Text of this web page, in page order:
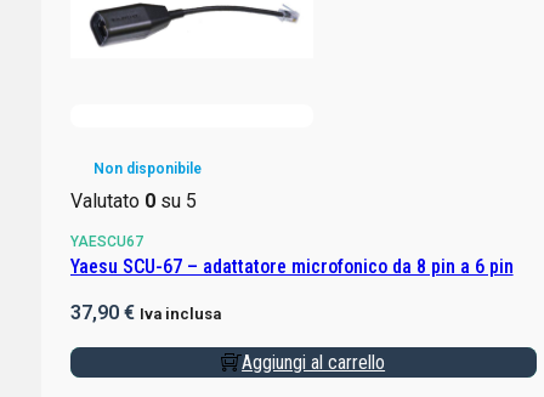
Non disponibile
Valutato 0su 5
YAESCU67
Yaesu SCU-67 – adattatore microfonico da 8 pin a 6 pin
37,90 € Iva inclusa
Aggiungi al carrello